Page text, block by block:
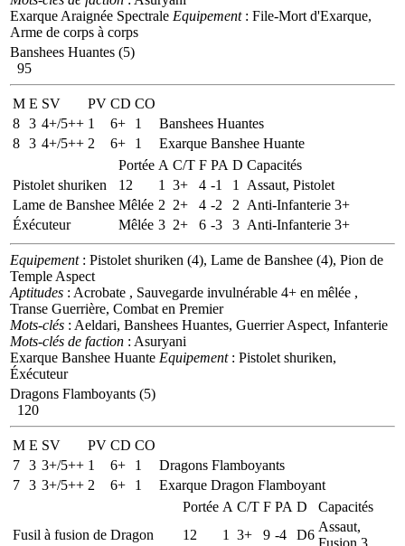
Exarque Araignée Spectrale Equipement: File-Mort d'Exarque,
Arme de corps à corps
Banshees Huantes (5)
95
M E SV PV CD CO
8 3 4+/5++ 1 6+ 1
Banshees Huantes
8 3 4+/5++ 2 6+ 1
Exarque Banshee Huante
Portée A C/T F PA D Capacités
Pistolet shuriken
12 1 3+ 4 -1 1
Assaut, Pistolet
Lame de Banshee Mêlée 2 2+ 4 -2 2 Anti-Infanterie 3+
Éxécuteur
Mêlée 3 2+ 6 -3 3 Anti-Infanterie 3+
Equipement: Pistolet shuriken (4), Lame de Banshee (4), Pion de
Temple Aspect
Aptitudes : Acrobate , Sauvegarde invulnérable 4+ en mêlée ,
Transe Guerrière, Combat en Premier
Mots-clés : Aeldari, Banshees Huantes, Guerrier Aspect, Infanterie
Mots-clés de faction : Asuryani
Exarque Banshee Huante Equipement: Pistolet shuriken,
Éxécuteur
Dragons Flamboyants (5)
120
M E SV PV CD CO
7 3 3+/5++ 1 6+ 1
Dragons Flamboyants
7 3 3+/5++ 2 6+ 1
Exarque Dragon Flamboyant
Portée A C/T F PA D
Capacités
Fusil à fusion de Dragon
12 1 3+ 9 -4 D6
Assaut,
Fusion 3